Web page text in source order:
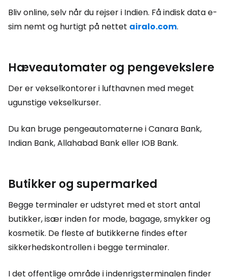
Bliv online, selv når du rejser i Indien. Få indisk data e-
sim nemt og hurtigt på nettet airalo.com.
Hæveautomater og pengevekslere
Der er vekselkontorer i lufthavnen med meget
ugunstige vekselkurser.
Du kan bruge pengeautomaterne i Canara Bank,
Indian Bank, Allahabad Bank eller IOB Bank.
Butikker og supermarked
Begge terminaler er udstyret med et stort antal
butikker, især inden for mode, bagage, smykker og
kosmetik. De fleste af butikkerne findes efter
sikkerhedskontrollen i begge terminaler.
I det offentlige område i indenrigsterminalen finder